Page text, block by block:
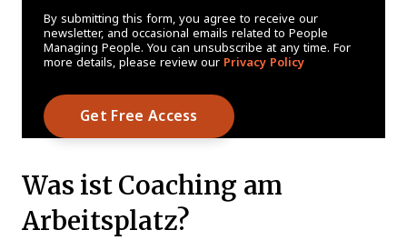
By submitting this form, you agree to receive our
newsletter, and occasional emails related to People
Managing People. You can unsubscribe at any time. For
more details, please review our Privacy Policy
Was ist Coaching am
Arbeitsplatz?